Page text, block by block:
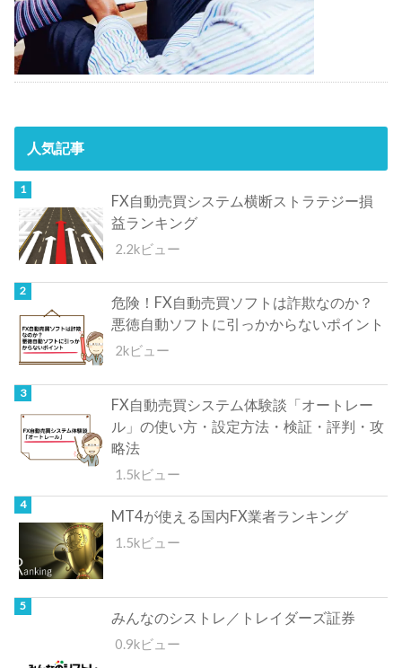
人気記事
FX自動売買システム横断ストラテジー損
益ランキング
2.2kビュー
危険！FX自動売買ソフトは詐欺なのか？
悪徳自動ソフトに引っかからないポイント
2kビュー
FX自動売買システム体験談「オートレー
ル」の使い方・設定方法・検証・評判・攻
略法
1.5kビュー
MT4が使える国内FX業者ランキング
1.5kビュー
みんなのシストレ／トレイダーズ証券
0.9kビュー